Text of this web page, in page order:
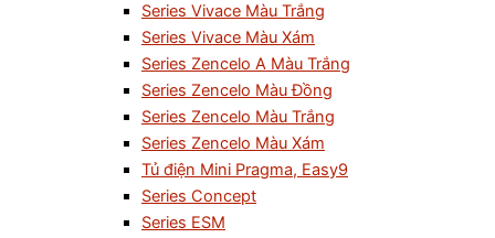
Series Vivace Màu Trắng
Series Vivace Màu Xám
Series Zencelo A Màu Trắng
Series Zencelo Màu Đồng
Series Zencelo Màu Trắng
Series Zencelo Màu Xám
Tủ điện Mini Pragma, Easy9
Series Concept
Series ESM